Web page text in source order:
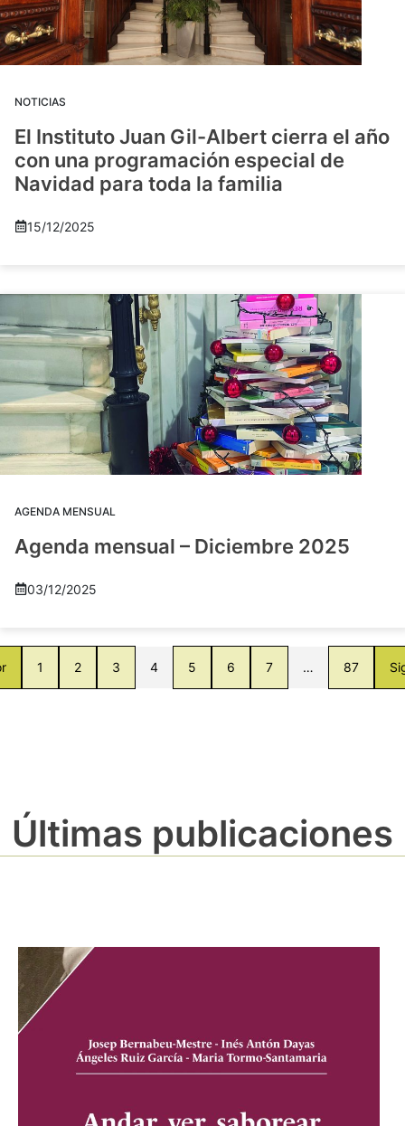
NOTICIAS
El Instituto Juan Gil-Albert cierra el año
con una programación especial de
Navidad para toda la familia
15/12/2025
AGENDA MENSUAL
Agenda mensual – Diciembre 2025
03/12/2025
1 2 3 4 5 6 7 … 87
Últimas publicaciones